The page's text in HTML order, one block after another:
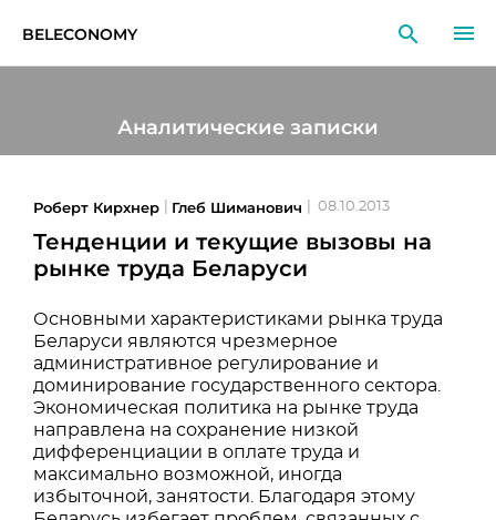
BELECONOMY
ИССЛЕДОВАНИЯ
ОБРАЗОВАНИЕ
СОБЫТИЯ
Аналитические записки
Роберт Кирхнер Глеб Шиманович 08.10.2013
Тенденции и текущие вызовы на
рынке труда Беларуси
Основными характеристиками рынка труда
Беларуси являются чрезмерное
административное регулирование и
доминирование государственного сектора.
Экономическая политика на рынке труда
направлена на сохранение низкой
дифференциации в оплате труда и
максимально возможной, иногда
избыточной, занятости. Благодаря этому